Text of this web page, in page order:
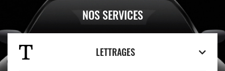
NOS SERVICES
LETTRAGES